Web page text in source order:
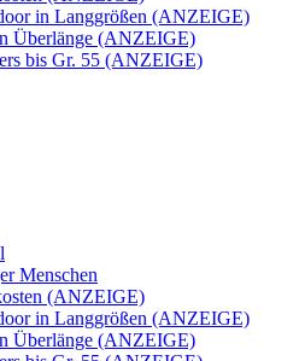
in Langgrößen (ANZEIGE)
Überlänge (ANZEIGE)
bis Gr. 55 (ANZEIGE)
Menschen
(ANZEIGE)
in Langgrößen (ANZEIGE)
Überlänge (ANZEIGE)